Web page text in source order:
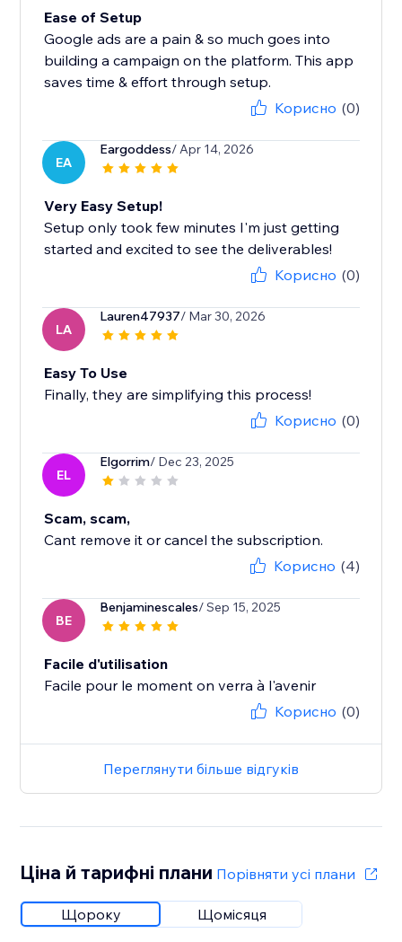
Ease of Setup
Google ads are a pain & so much goes into
building a campaign on the platform. This app
saves time & effort through setup.
Корисно (0)
EA
Eargoddess/ Apr 14, 2026
Very Easy Setup!
Setup only took few minutes I'm just getting
started and excited to see the deliverables!
Корисно (0)
LA
Lauren47937/ Mar 30, 2026
Easy To Use
Finally, they are simplifying this process!
Корисно (0)
EL
Elgorrim/ Dec 23, 2025
Scam, scam,
Cant remove it or cancel the subscription.
Корисно (4)
BE
Benjaminescales/ Sep 15, 2025
Facile d'utilisation
Facile pour le moment on verra à l'avenir
Корисно (0)
Переглянути більше відгуків
Ціна й тарифні плани Порівняти усі плани
Щороку Щомісяця